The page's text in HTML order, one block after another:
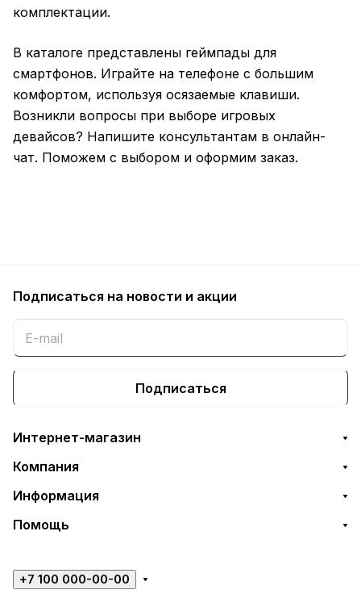
комплектации.
В каталоге представлены геймпады для
смартфонов. Играйте на телефоне с большим
комфортом, используя осязаемые клавиши.
Возникли вопросы при выборе игровых
девайсов? Напишите консультантам в онлайн-
чат. Поможем с выбором и оформим заказ.
Подписаться на новости и акции
Подписаться
Интернет-магазин
Компания
Информация
Помощь
+7 100 000-00-00